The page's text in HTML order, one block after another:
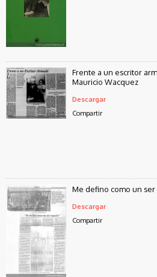
Frente a un escritor
Mauricio Wacquez
Descargar
Compartir
Me defino como un
Descargar
Compartir